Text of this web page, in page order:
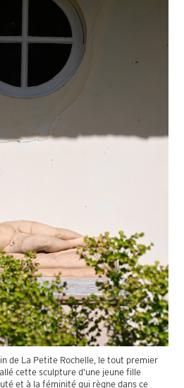
de La Petite Rochelle, le tout premier
cette sculpture d’une jeune fille
et à la féminité qui règne dans ce